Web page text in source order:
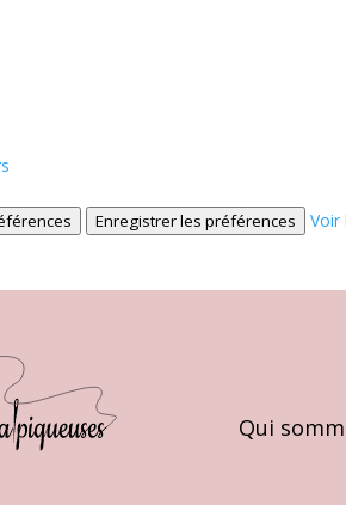
Enregistrer les préférences
Voir
Qui